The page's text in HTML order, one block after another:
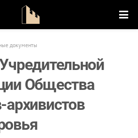
документы
Общества
архивистов